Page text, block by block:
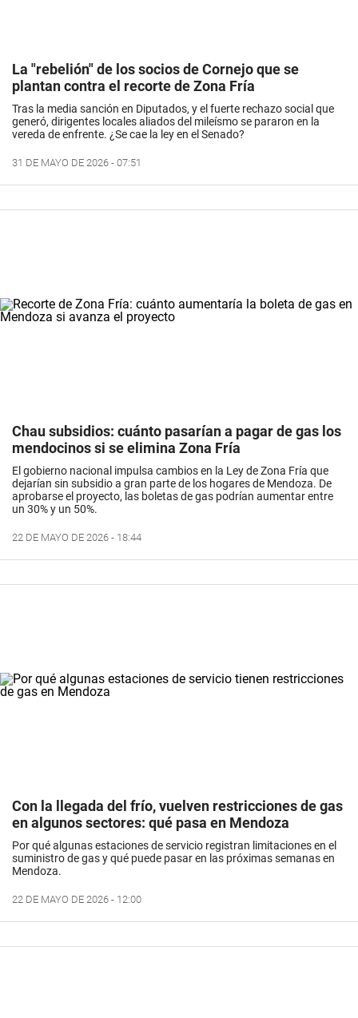
La "rebelión" de los socios de Cornejo que se
plantan contra el recorte de Zona Fría
Tras la media sanción en Diputados, y el fuerte rechazo social que
generó, dirigentes locales aliados del mileísmo se pararon en la
vereda de enfrente. ¿Se cae la ley en el Senado?
31 DE MAYO DE 2026 - 07:51
Chau subsidios: cuánto pasarían a pagar de gas los
mendocinos si se elimina Zona Fría
El gobierno nacional impulsa cambios en la Ley de Zona Fría que
dejarían sin subsidio a gran parte de los hogares de Mendoza. De
aprobarse el proyecto, las boletas de gas podrían aumentar entre
un 30% y un 50%.
22 DE MAYO DE 2026 - 18:44
Con la llegada del frío, vuelven restricciones de gas
en algunos sectores: qué pasa en Mendoza
Por qué algunas estaciones de servicio registran limitaciones en el
suministro de gas y qué puede pasar en las próximas semanas en
Mendoza.
22 DE MAYO DE 2026 - 12:00